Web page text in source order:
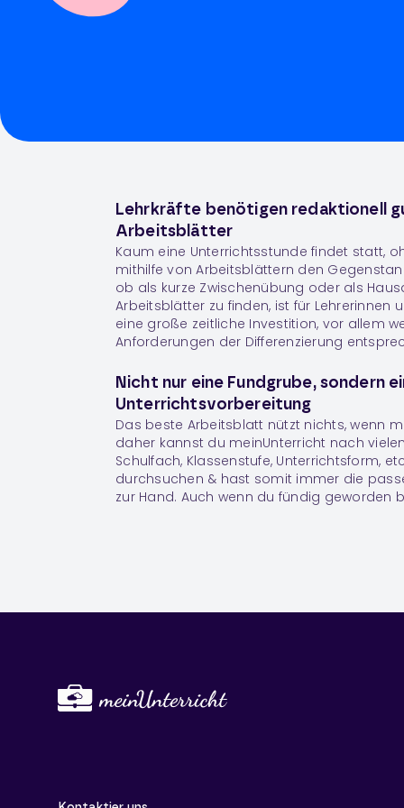
Lehrkräfte benötigen redaktionell
Arbeitsblätter
Kaum eine Unterrichtsstunde findet statt,
mithilfe von Arbeitsblättern den
ob als kurze Zwischenübung oder als
Arbeitsblätter zu finden, ist für Lehrerinnen
eine große zeitliche Investition, vor allem
Anforderungen der Differenzierung
Nicht nur eine Fundgrube, sondern
Unterrichtsvorbereitung
Das beste Arbeitsblatt nützt nichts, wenn
daher kannst du meinUnterricht nach
Schulfach, Klassenstufe, Unterrichtsform,
durchsuchen & hast somit immer die
zur Hand. Auch wenn du fündig geworden